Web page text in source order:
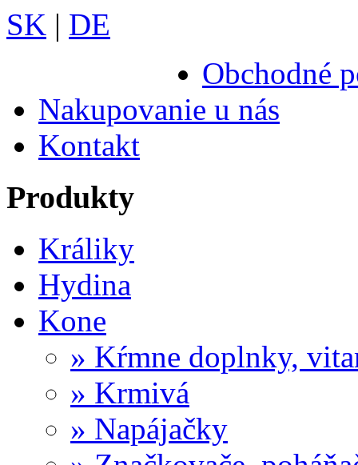
SK | DE
Obchodné
Nakupovanie u nás
Kontakt
Produkty
Králiky
Hydina
Kone
» Kŕmne doplnky,
» Krmivá
» Napájačky